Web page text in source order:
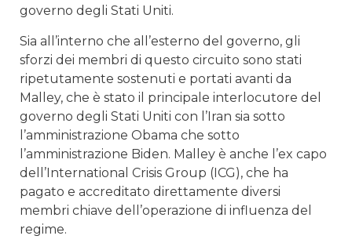
governo degli Stati Uniti.
Sia all’interno che all’esterno del governo, gli
sforzi dei membri di questo circuito sono stati
ripetutamente sostenuti e portati avanti da
Malley, che è stato il principale interlocutore del
governo degli Stati Uniti con l’Iran sia sotto
l’amministrazione Obama che sotto
l’amministrazione Biden. Malley è anche l’ex capo
dell’International Crisis Group (ICG), che ha
pagato e accreditato direttamente diversi
membri chiave dell’operazione di influenza del
regime.